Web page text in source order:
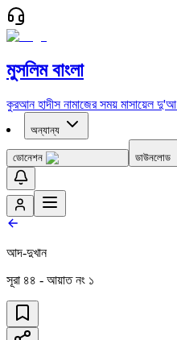
মুসলিম বাংলা
কুরআন হাদীস নামাজের সময় মাসায়েল দু'আ
অন্যান্য
ডোনেশন ডাউনলোড
আদ-দুখান
সূরা ৪৪ - আয়াত নং ১